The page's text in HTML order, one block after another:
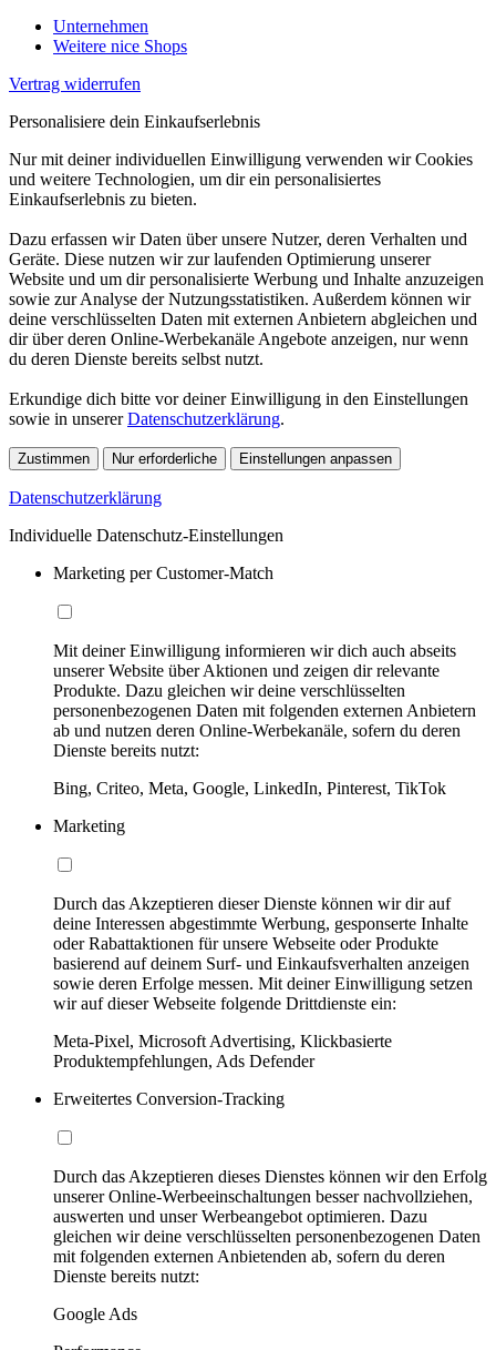
Unternehmen
Weitere nice Shops
Vertrag widerrufen
Personalisiere dein Einkaufserlebnis
Nur mit deiner individuellen Einwilligung verwenden wir Cookies
und weitere Technologien, um dir ein personalisiertes
Einkaufserlebnis zu bieten.
Dazu erfassen wir Daten über unsere Nutzer, deren Verhalten und
Geräte. Diese nutzen wir zur laufenden Optimierung unserer
Website und um dir personalisierte Werbung und Inhalte anzuzeigen
sowie zur Analyse der Nutzungsstatistiken. Außerdem können wir
deine verschlüsselten Daten mit externen Anbietern abgleichen und
dir über deren Online-Werbekanäle Angebote anzeigen, nur wenn
du deren Dienste bereits selbst nutzt.
Erkundige dich bitte vor deiner Einwilligung in den Einstellungen
sowie in unsererDatenschutzerklärung.
Zustimmen Nur erforderliche Einstellungen anpassen
Datenschutzerklärung
Individuelle Datenschutz-Einstellungen
Marketing per Customer-Match
Mit deiner Einwilligung informieren wir dich auch abseits
unserer Website über Aktionen und zeigen dir relevante
Produkte. Dazu gleichen wir deine verschlüsselten
personenbezogenen Daten mit folgenden externen Anbietern
ab und nutzen deren Online-Werbekanäle, sofern du deren
Dienste bereits nutzt:
Bing, Criteo, Meta, Google, LinkedIn, Pinterest, TikTok
Marketing
Durch das Akzeptieren dieser Dienste können wir dir auf
deine Interessen abgestimmte Werbung, gesponserte Inhalte
oder Rabattaktionen für unsere Webseite oder Produkte
basierend auf deinem Surf- und Einkaufsverhalten anzeigen
sowie deren Erfolge messen. Mit deiner Einwilligung setzen
wir auf dieser Webseite folgende Drittdienste ein:
Meta-Pixel, Microsoft Advertising, Klickbasierte
Produktempfehlungen, Ads Defender
Erweitertes Conversion-Tracking
Durch das Akzeptieren dieses Dienstes können wir den Erfolg
unserer Online-Werbeeinschaltungen besser nachvollziehen,
auswerten und unser Werbeangebot optimieren. Dazu
gleichen wir deine verschlüsselten personenbezogenen Daten
mit folgenden externen Anbietenden ab, sofern du deren
Dienste bereits nutzt:
Google Ads